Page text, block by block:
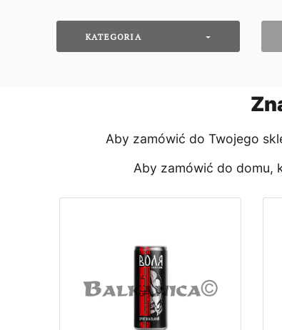
KATEGORIA
Aby zamówić do Twojego
Aby zamówić do domu,